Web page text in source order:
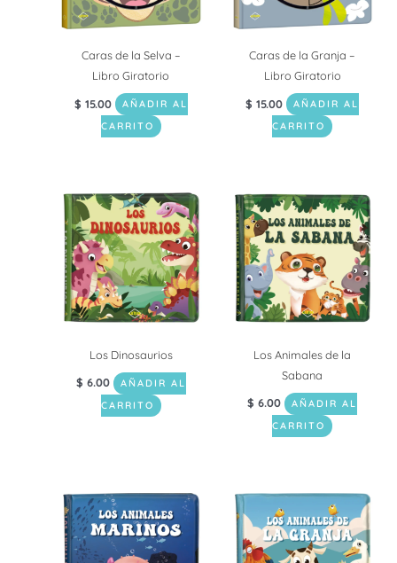
Caras de la Selva –
Libro Giratorio
$ 15.00
AÑADIR AL
CARRITO
Caras de la Granja –
Libro Giratorio
$ 15.00
AÑADIR AL
CARRITO
Los Dinosaurios
$ 6.00
AÑADIR AL
CARRITO
Los Animales de la
Sabana
$ 6.00
AÑADIR AL
CARRITO